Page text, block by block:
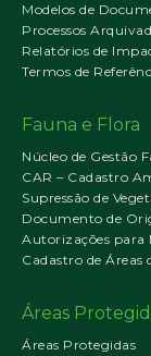
Modelos de
Processos
Relatórios de
Termos de
Fauna e Flora
Núcleo de Gestão
CAR – Cadastro
Supressão de
Documento de
Autorizações para
Cadastro de Áreas
Áreas
Áreas Protegidas